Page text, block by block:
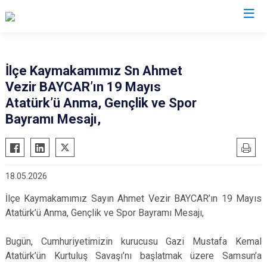
Beytüşşebap
Cizre
İdil
İlçe Kaymakamımız Sn Ahmet
Vezir BAYCAR’ın 19 Mayıs
Atatürk’ü Anma, Gençlik ve Spor
Bayramı Mesajı,
18.05.2026
İlçe Kaymakamımız Sayın Ahmet Vezir BAYCAR’ın 19 Mayıs
Atatürk’ü Anma, Gençlik ve Spor Bayramı Mesajı,
Bugün, Cumhuriyetimizin kurucusu Gazi Mustafa Kemal
Atatürk’ün Kurtuluş Savaşı’nı başlatmak üzere Samsun’a